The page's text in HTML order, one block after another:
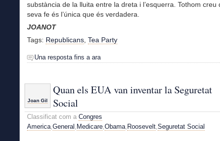
substància de la lluita entre la dreta i l’esquerra. Tothom creu
seva fe és l’única que és verdadera.
JOANOT
Tags: Republicans, Tea Party
Una resposta fins a ara
Joan Gil
Quan els EUA van inventar la Seguretat
Social
Classificat com a Congres
America General Medicare Obama Roosevelt Seguretat Social